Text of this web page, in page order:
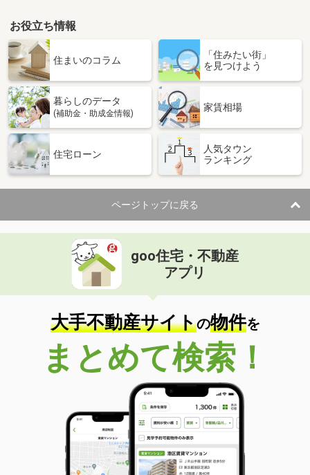
お役立ち情報
住まいのコラム
「住みたい街」
を見つけよう
暮らしのデータ
(補助金・助成金情報)
家賃相場
住宅ローン
人気タウン
ランキング
ページトップに戻る
goo住宅・不動産
アプリ
大手不動産サイトの物件を
まとめて検索！